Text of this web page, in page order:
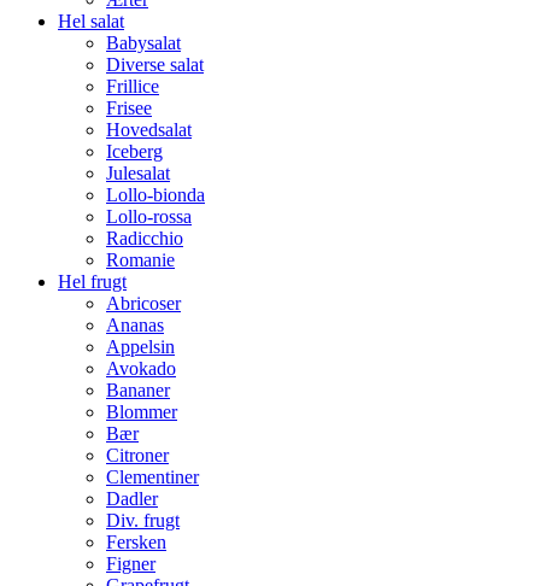
Hel salat
Babysalat
Diverse salat
Frillice
Frisee
Hovedsalat
Iceberg
Julesalat
Lollo-bionda
Lollo-rossa
Radicchio
Romanie
Hel frugt
Abricoser
Ananas
Appelsin
Avokado
Bananer
Blommer
Bær
Citroner
Clementiner
Dadler
Div. frugt
Fersken
Figner